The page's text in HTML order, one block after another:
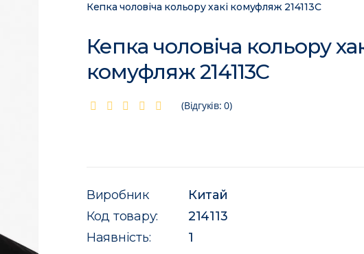
Кепка чоловіча кольору хакі комуфляж 214113C
Кепка чоловіча кольору
комуфляж 214113C
(Відгуків: 0)
Виробник
Китай
Код товару:
214113
Наявність:
1